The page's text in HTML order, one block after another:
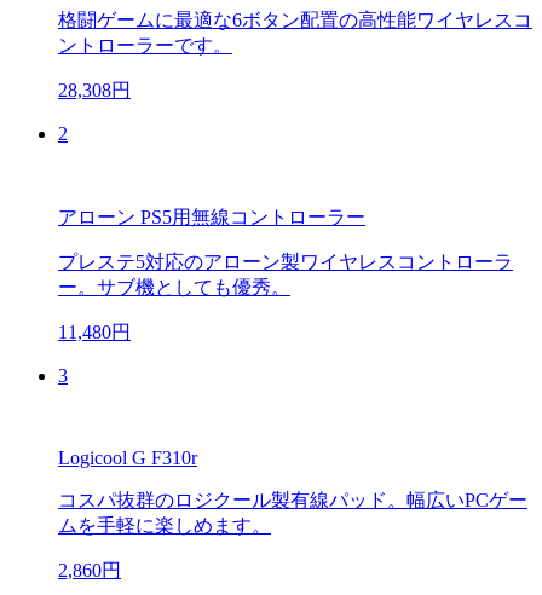
格闘ゲームに最適な6ボタン配置の高性能ワイヤレスコ
ントローラーです。
28,308円
2
アローン PS5用無線コントローラー
プレステ5対応のアローン製ワイヤレスコントローラ
ー。サブ機としても優秀。
11,480円
3
Logicool G F310r
コスパ抜群のロジクール製有線パッド。幅広いPCゲー
ムを手軽に楽しめます。
2,860円